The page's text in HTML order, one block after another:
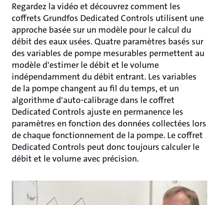
Regardez la vidéo et découvrez comment les
coffrets Grundfos Dedicated Controls utilisent une
approche basée sur un modèle pour le calcul du
débit des eaux usées. Quatre paramètres basés sur
des variables de pompe mesurables permettent au
modèle d'estimer le débit et le volume
indépendamment du débit entrant. Les variables
de la pompe changent au fil du temps, et un
algorithme d'auto-calibrage dans le coffret
Dedicated Controls ajuste en permanence les
paramètres en fonction des données collectées lors
de chaque fonctionnement de la pompe. Le coffret
Dedicated Controls peut donc toujours calculer le
débit et le volume avec précision.